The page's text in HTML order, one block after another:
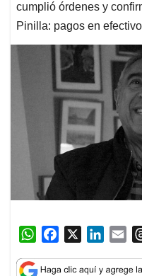
cumplió órdenes y
Pinilla: pagos en
W
a
c
n
a